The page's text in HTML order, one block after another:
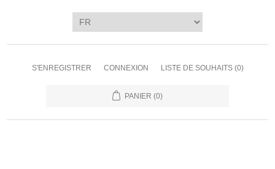
S'ENREGISTRER CONNEXION LISTE DE SOUHAITS (0)
PANIER (0)